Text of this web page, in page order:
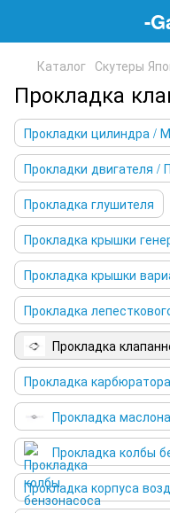
-
Каталог Скутеры
Прокладка
Прокладки цилиндра /
Прокладки двигателя /
Прокладка глушителя
Прокладка крышки
Прокладка крышки
Прокладка
Прокладка
Прокладка карбюратора
Прокладка
Прокладка колбы
Прокладка корпуса